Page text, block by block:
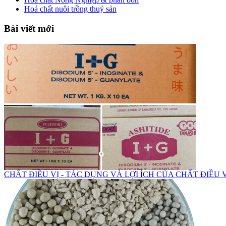
Hoá chất nuôi trồng thuỷ sản
Bài viết mới
CHẤT ĐIỀU VỊ - TÁC DỤNG VÀ LỢI ÍCH CỦA CHẤT ĐIỀU